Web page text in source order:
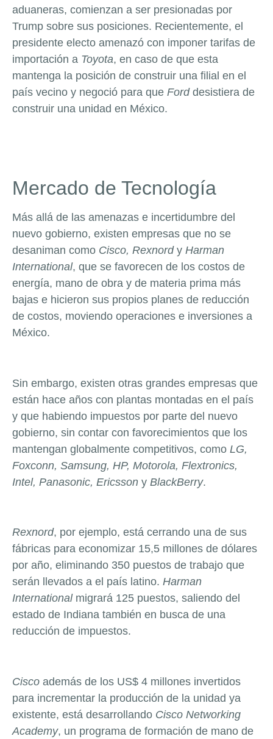
aduaneras, comienzan a ser presionadas por
Trump sobre sus posiciones. Recientemente, el
presidente electo amenazó con imponer tarifas de
importación a Toyota, en caso de que esta
mantenga la posición de construir una filial en el
país vecino y negoció para que Forddesistiera de
construir una unidad en México.
Mercado de Tecnología
Más allá de las amenazas e incertidumbre del
nuevo gobierno, existen empresas que no se
desaniman como Cisco, Rexnordy Harman
International, que se favorecen de los costos de
energía, mano de obra y de materia prima más
bajas e hicieron sus propios planes de reducción
de costos, moviendo operaciones e inversiones a
México.
Sin embargo, existen otras grandes empresas que
están hace años con plantas montadas en el país
y que habiendo impuestos por parte del nuevo
gobierno, sin contar con favorecimientos que los
mantengan globalmente competitivos, como LG,
Foxconn, Samsung, HP, Motorola, Flextronics,
Intel, Panasonic, Ericsson y BlackBerry.
Rexnord, por ejemplo, está cerrando una de sus
fábricas para economizar 15,5 millones de dólares
por año, eliminando 350 puestos de trabajo que
serán llevados a el país latino. Harman
Internationalmigrará 125 puestos, saliendo del
estado de Indiana también en busca de una
reducción de impuestos.
Cisco además de los US$ 4 millones invertidos
para incrementar la producción de la unidad ya
existente, está desarrollando Cisco Networking
Academy, un programa de formación de mano de